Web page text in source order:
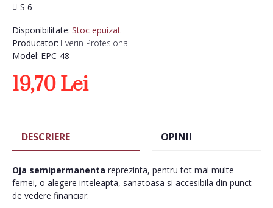
Disponibilitate: Stoc epuizat
Producator: Everin Profesional
Model: EPC-48
S 6
19,70 Lei
DESCRIERE OPINII
Oja semipermanenta reprezinta, pentru tot mai multe
femei, o alegere inteleapta, sanatoasa si accesibila din punct
de vedere financiar.